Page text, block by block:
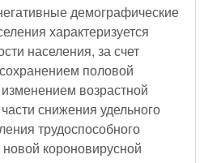
демографические
характеризуется
населения, за счет
половой
возрастной
снижения удельного
трудоспособного
короновирусной